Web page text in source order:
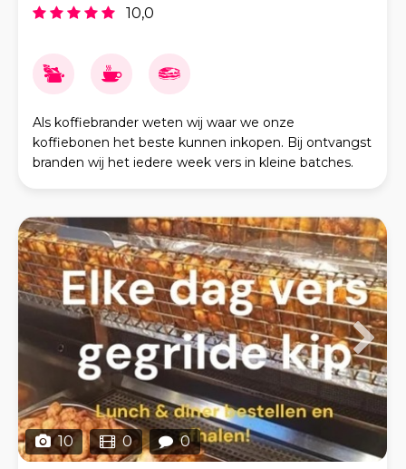
10,0
Als koffiebrander weten wij waar we onze
koffiebonen het beste kunnen inkopen. Bij ontvangst
branden wij het iedere week vers in kleine batches.
10 0 0